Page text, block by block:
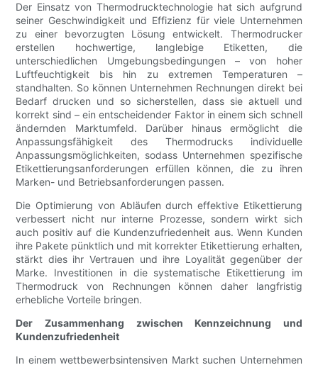
Der Einsatz von Thermodrucktechnologie hat sich aufgrund
seiner Geschwindigkeit und Effizienz für viele Unternehmen
zu einer bevorzugten Lösung entwickelt. Thermodrucker
erstellen hochwertige, langlebige Etiketten, die
unterschiedlichen Umgebungsbedingungen – von hoher
Luftfeuchtigkeit bis hin zu extremen Temperaturen –
standhalten. So können Unternehmen Rechnungen direkt bei
Bedarf drucken und so sicherstellen, dass sie aktuell und
korrekt sind – ein entscheidender Faktor in einem sich schnell
ändernden Marktumfeld. Darüber hinaus ermöglicht die
Anpassungsfähigkeit des Thermodrucks individuelle
Anpassungsmöglichkeiten, sodass Unternehmen spezifische
Etikettierungsanforderungen erfüllen können, die zu ihren
Marken- und Betriebsanforderungen passen.
Die Optimierung von Abläufen durch effektive Etikettierung
verbessert nicht nur interne Prozesse, sondern wirkt sich
auch positiv auf die Kundenzufriedenheit aus. Wenn Kunden
ihre Pakete pünktlich und mit korrekter Etikettierung erhalten,
stärkt dies ihr Vertrauen und ihre Loyalität gegenüber der
Marke. Investitionen in die systematische Etikettierung im
Thermodruck von Rechnungen können daher langfristig
erhebliche Vorteile bringen.
Der Zusammenhang zwischen Kennzeichnung und
Kundenzufriedenheit
In einem wettbewerbsintensiven Markt suchen Unternehmen